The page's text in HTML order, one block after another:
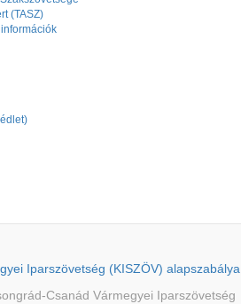
(TASZ)
Iparszövetség (KISZÖV) alapszabálya
Csanád Vármegyei Iparszövetség